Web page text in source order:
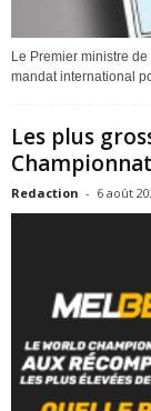
Le Premier ministre
mandat international
Les plus
Redaction - 6 août